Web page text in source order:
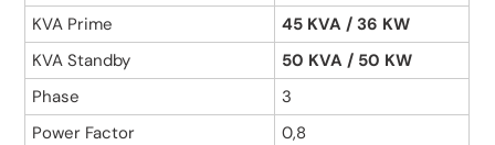
KVA Prime
45 KVA / 36 KW
KVA Standby
50 KVA / 50 KW
Phase
3
Power Factor
0,8